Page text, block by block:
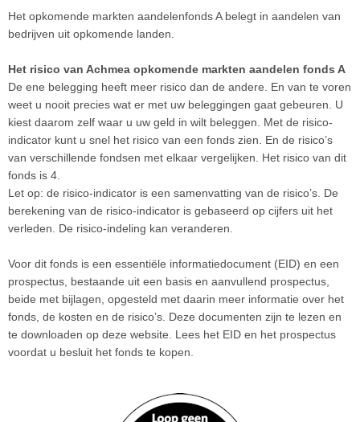
Het opkomende markten aandelenfonds A belegt in aandelen van
bedrijven uit opkomende landen.
Het risico van Achmea opkomende markten aandelen fonds A
De ene belegging heeft meer risico dan de andere. En van te voren
weet u nooit precies wat er met uw beleggingen gaat gebeuren. U
kiest daarom zelf waar u uw geld in wilt beleggen. Met de risico-
indicator kunt u snel het risico van een fonds zien. En de risico’s
van verschillende fondsen met elkaar vergelijken. Het risico van dit
fonds is 4.
Let op: de risico-indicator is een samenvatting van de risico’s. De
berekening van de risico-indicator is gebaseerd op cijfers uit het
verleden. De risico-indeling kan veranderen.
Voor dit fonds is een essentiële informatiedocument (EID) en een
prospectus, bestaande uit een basis en aanvullend prospectus,
beide met bijlagen, opgesteld met daarin meer informatie over het
fonds, de kosten en de risico’s. Deze documenten zijn te lezen en
te downloaden op deze website. Lees het EID en het prospectus
voordat u besluit het fonds te kopen.